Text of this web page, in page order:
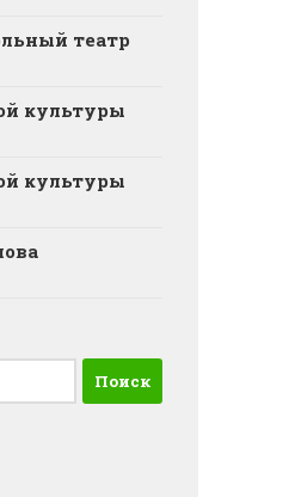
театр
культуры
культуры